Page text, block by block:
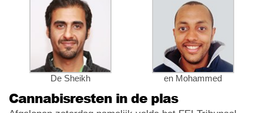
De Sheikh en Mohammed
Cannabisresten in de plas